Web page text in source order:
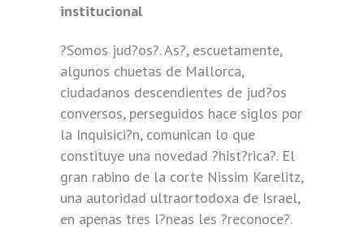
institucional
?Somos jud?os?. As?, escuetamente,
algunos chuetas de Mallorca,
ciudadanos descendientes de jud?os
conversos, perseguidos hace siglos por
la Inquisici?n, comunican lo que
constituye una novedad ?hist?rica?. El
gran rabino de la corte Nissim Karelitz,
una autoridad ultraortodoxa de Israel,
en apenas tres l?neas les ?reconoce?.